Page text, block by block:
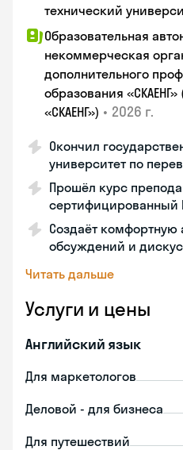
технический
Образовательная
некоммерческая
дополнительного
образования «СКАЕНГ»
«СКАЕНГ») • 2026 г.
Окончил
университет по
Прошёл курс
Создаёт комфортную
обсуждений и
Читать дальше
Услуги и цены
Английский язык
Для маркетологов
Деловой - для бизнеса
Для путешествий